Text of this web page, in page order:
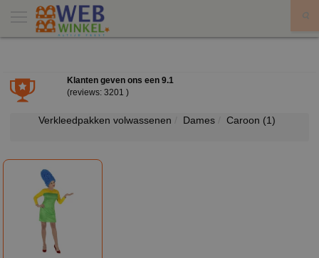
Klanten geven ons een 9.1
(reviews: 3201 )
Verkleedpakken volwassenen Dames Caroon (1)